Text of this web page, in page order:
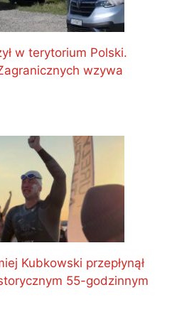
w terytorium Polski.
wzywa
Kubkowski przepłynął
55-godzinnym